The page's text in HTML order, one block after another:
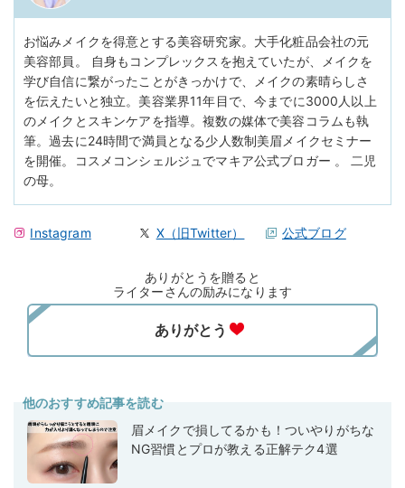
お悩みメイクを得意とする美容研究家。大手化粧品会社の元
美容部員。 自身もコンプレックスを抱えていたが、メイクを
学び自信に繋がったことがきっかけで、メイクの素晴らしさ
を伝えたいと独立。美容業界11年目で、今までに3000人以上
のメイクとスキンケアを指導。複数の媒体で美容コラムも執
筆。過去に24時間で満員となる少人数制美眉メイクセミナー
を開催。コスメコンシェルジュでマキア公式ブロガー 。 二児
の母。
Instagram X（旧Twitter） 公式ブログ
ありがとうを贈ると
ライターさんの励みになります
他のおすすめ記事を読む
眉メイクで損してるかも！ついやりがちな
NG習慣とプロが教える正解テク4選